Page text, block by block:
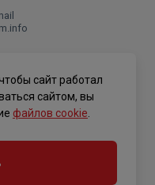
сайт работал
сайтом, вы
файлов cookie